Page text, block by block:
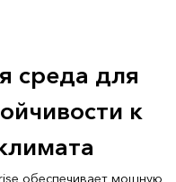
среда для
к